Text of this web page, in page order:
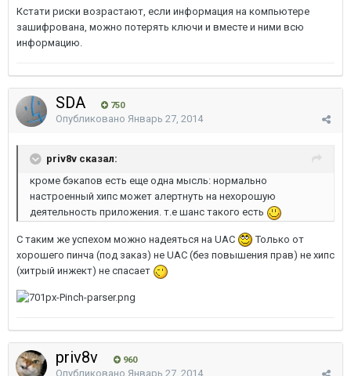
Кстати риски возрастают, если информация на компьютере
зашифрована, можно потерять ключи и вместе и ними всю
информацию.
SDA 750
Опубликовано Январь 27, 2014
priv8v сказал:
кроме бэкапов есть еще одна мысль: нормально
настроенный хипс может алертнуть на нехорошую
деятельность приложения. т.е шанс такого есть
С таким же успехом можно надеяться на UAC
Только от
хорошего пинча (под заказ) не UAC (без повышения прав) не хипс
(хитрый инжект) не спасает
priv8v 960
Опубликовано Январь 27, 2014